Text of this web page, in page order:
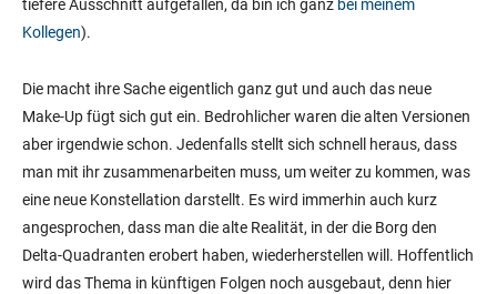
tiefere Ausschnitt aufgefallen, da bin ich ganz bei meinem
Kollegen).
Die macht ihre Sache eigentlich ganz gut und auch das neue
Make-Up fügt sich gut ein. Bedrohlicher waren die alten Versionen
aber irgendwie schon. Jedenfalls stellt sich schnell heraus, dass
man mit ihr zusammenarbeiten muss, um weiter zu kommen, was
eine neue Konstellation darstellt. Es wird immerhin auch kurz
angesprochen, dass man die alte Realität, in der die Borg den
Delta-Quadranten erobert haben, wiederherstellen will. Hoffentlich
wird das Thema in künftigen Folgen noch ausgebaut, denn hier